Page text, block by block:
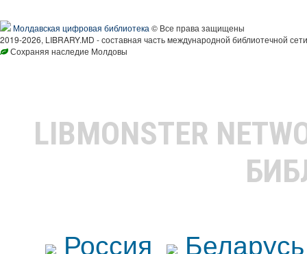
Молдавская цифровая библиотека © Все права защищены
2019-2026, LIBRARY.MD - составная часть международной библиотечной
Сохраняя наследие Молдовы
LIBMONSTER
Россия
Беларусь